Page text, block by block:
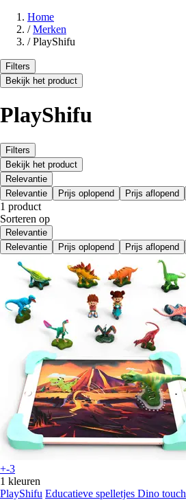
Home
/ Merken
/ PlayShifu
Filters
Bekijk het product
PlayShifu
Filters
Bekijk het product
Relevantie
Relevantie
Prijs oplopend Prijs aflopend
1 product
Sorteren op
Relevantie
Relevantie
Prijs oplopend Prijs aflopend
+-3
1 kleuren
PlayShifu Educatieve spelletjes Dino touch